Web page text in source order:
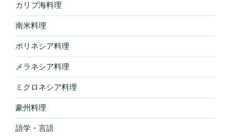
カリブ海料理
南米料理
ポリネシア料理
メラネシア料理
ミクロネシア料理
豪州料理
語学・言語